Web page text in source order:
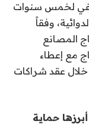
تكفي لخمس سنوات
وفقاً
المصانع
مع إعطاء
خلال عقد شراكات
أبرزها حماية